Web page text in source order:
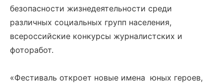
безопасности жизнедеятельности среди
различных социальных групп населения,
всероссийские конкурсы журналистских и
фоторабот.
«Фестиваль откроет новые имена юных героев,